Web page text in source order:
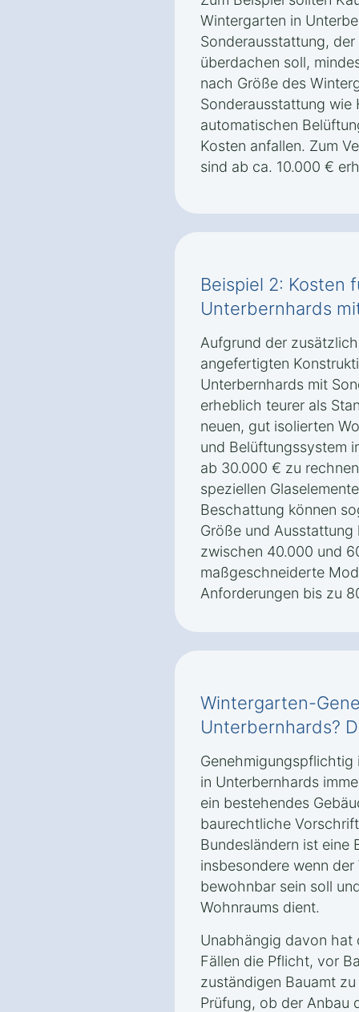
Wintergarten in
Sonderausstattung, der
überdachen soll,
nach Größe des
Sonderausstattung wie
automatischen
Kosten anfallen. Zum
sind ab ca. 10.000 €
Beispiel 2: Kosten
Unterbernhards
Aufgrund der
angefertigten
Unterbernhards mit
erheblich teurer als
neuen, gut isolierten
und Belüftungssystem
ab 30.000 € zu
speziellen
Beschattung können
Größe und Ausstattung
zwischen 40.000 und
maßgeschneiderte
Anforderungen bis zu
Wintergarten-
Unterbernhards?
Genehmigungspflichtig
in Unterbernhards
ein bestehendes
baurechtliche
Bundesländern ist eine
insbesondere wenn
bewohnbar sein soll
Wohnraums dient.
Unabhängig davon hat
Fällen die Pflicht, vor
zuständigen Bauamt
Prüfung, ob der Anbau